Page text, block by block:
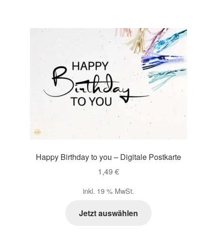
Happy Birthday to you – Digitale Postkarte
1,49 €
inkl. 19 % MwSt.
Jetzt auswählen